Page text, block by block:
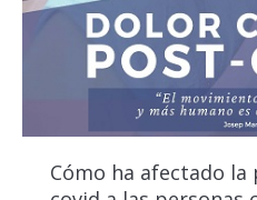
Cómo ha afectado la